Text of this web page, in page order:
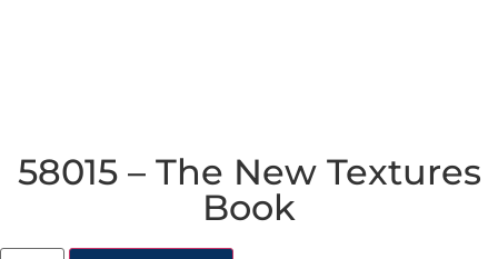
58015 – The New Textures
Book